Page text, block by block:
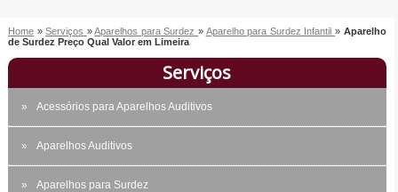
Home »Serviços »Aparelhos para Surdez» Aparelho para Surdez Infantil» Aparelho
de Surdez Preço Qual Valor em Limeira
Serviços
Acessórios para Aparelhos Auditivos
Aparelhos Auditivos
Aparelhos para Surdez